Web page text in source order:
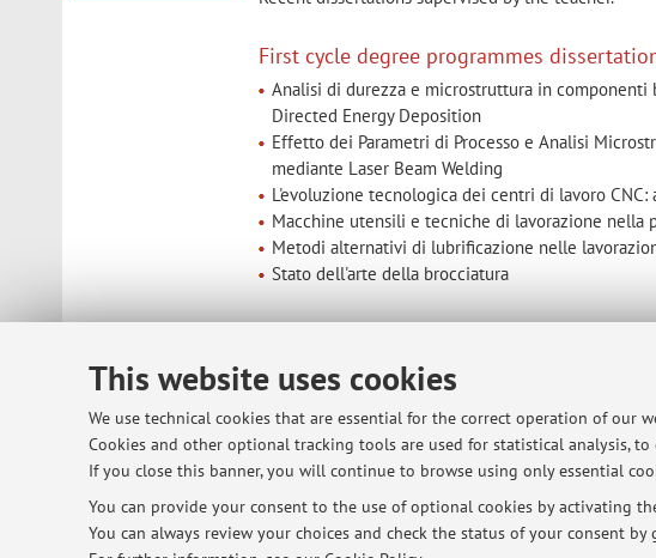
This website uses cookies
We use technical cookies that are essential for the correct operation of our
Cookies and other optional tracking tools are used for statistical analysis,
If you close this banner, you will continue to browse using only essential
You can provide your consent to the use of optional cookies by activating
You can always review your choices and check the status of your consent
First cycle degree programmes
Analisi di durezza e microstruttura in
Directed Energy Deposition
Effetto dei Parametri di Processo e Analisi
mediante Laser Beam Welding
L'evoluzione tecnologica dei centri di lavoro
Macchine utensili e tecniche di lavorazione
Metodi alternativi di lubrificazione nelle
Stato dell'arte della brocciatura
Analisi di processi laser per la fabbricazione di
Il laser texturing: studio del processo ed analisi
Integrazione del sistema CLAMIR per il
Deposition applicato alla lega ad alta entropia
PhD programmes thesis